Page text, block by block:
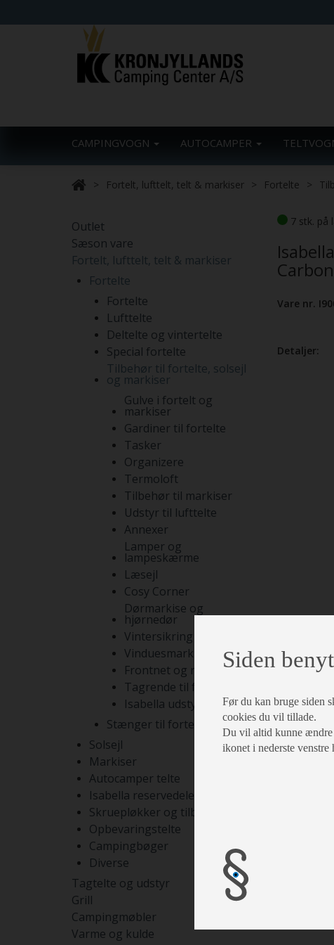
CAMPINGVOGN AUTOCAMPER
Fortelt, lufttelt, telt & markiser Fortelte
Outlet
Sæson vare
Fortelt, lufttelt, telt & markiser
Fortelte
Fortelte
Lufttelte
Deltelte og vintertelte
Special fortelte
Tilbehør til fortelte, solsejl
og markiser
Gulve i fortelt og
markiser
Gardiner til fortelte
Tasker
Organizere
Termoloft
Tilbehør til markiser
Udstyr til lufttelte
Annexer
Lamper og
lampeskærme
Læsejl
Cosy Corner
Dørmarkise og
hjørnedør
Vintersikring
Vinduesmarkiser
Frontnet og rumdelere
Tagrende til fortelte
Isabella udstyr
Stænger til fortelte
Solsejl
Markiser
Autocamper telte
Isabella reservedele
Skruepløkker og tilbehør
Opbevaringstelte
Campingbøger
Diverse
Tagtelte og udstyr
Grill
Campingmøbler
Varme og kulde
7 stk. på
Vare nr.
Detaljer:
Siden
Før du kan bruge siden
cookies du vil tillade.
Du vil altid kunne
ikonet i nederste venstre